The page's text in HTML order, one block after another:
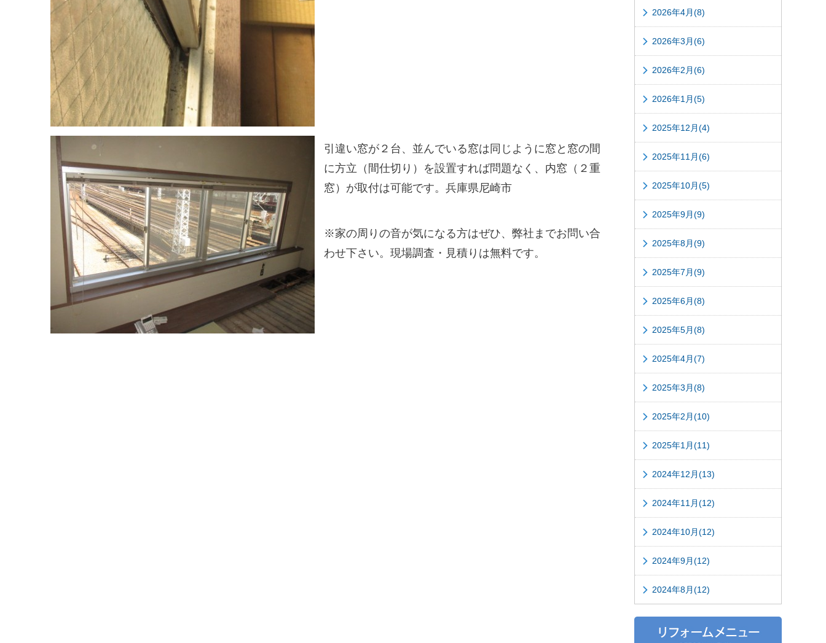
引違い窓が２台、並んでいる窓は同じように窓と窓の間
に方立（間仕切り）を設置すれば問題なく、内窓（２重
窓）が取付は可能です。兵庫県尼崎市
※家の周りの音が気になる方はぜひ、弊社までお問い合
わせ下さい。現場調査・見積りは無料です。
2026年4月(8)
2026年3月(6)
2026年2月(6)
2026年1月(5)
2025年12月(4)
2025年11月(6)
2025年10月(5)
2025年9月(9)
2025年8月(9)
2025年7月(9)
2025年6月(8)
2025年5月(8)
2025年4月(7)
2025年3月(8)
2025年2月(10)
2025年1月(11)
2024年12月(13)
2024年11月(12)
2024年10月(12)
2024年9月(12)
2024年8月(12)